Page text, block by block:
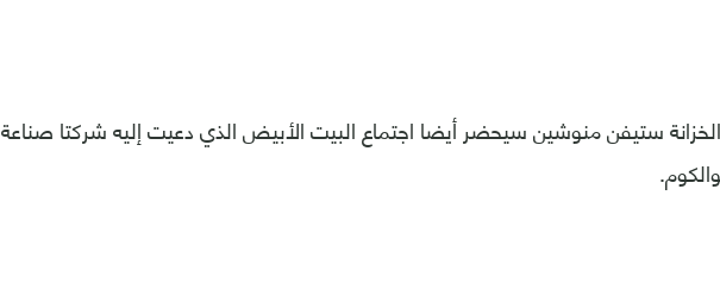
الخزانة ستيفن منوشين سيحضر أيضا اجتماع البيت الأبيض الذي دعيت إليه شركتا صناعة